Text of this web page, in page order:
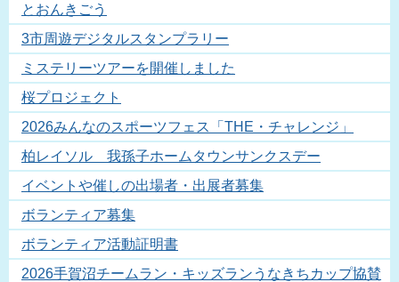
とおんきごう
3市周遊デジタルスタンプラリー
ミステリーツアーを開催しました
桜プロジェクト
2026みんなのスポーツフェス「THE・チャレンジ」
柏レイソル 我孫子ホームタウンサンクスデー
イベントや催しの出場者・出展者募集
ボランティア募集
ボランティア活動証明書
2026手賀沼チームラン・キッズランうなきちカップ協賛